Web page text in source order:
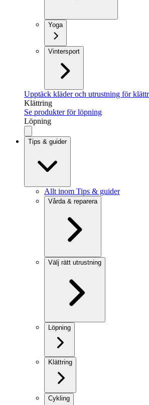
Yoga
Vintersport
Upptäck kläder och utrustning för
Klättring
Se produkter för löpning
Löpning
Tips & guider
Allt inom Tips & guider
Vårda & reparera
Välj rätt utrustning
Löpning
Klättring
Cykling